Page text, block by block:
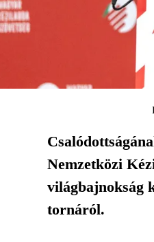
Nemzetközi
világbajnokság
tornáról.